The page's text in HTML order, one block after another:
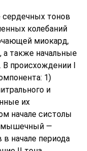
сердечных тонов
колебаний
миокард,
а также начальные
В происхождении I
1)
и
их
начале систолы
мышечный —
начале периода